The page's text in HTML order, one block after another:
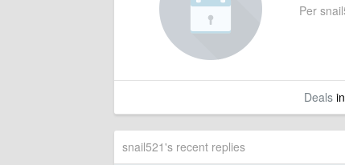
Per
Deals
snail521's recent replies